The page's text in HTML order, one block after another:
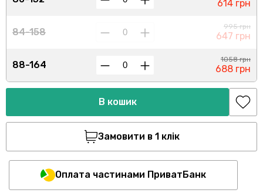
84-158
88-164
614 грн
995 грн
647 грн
1058 грн
688 грн
В кошик
Замовити в 1 клік
Оплата частинами ПриватБанк